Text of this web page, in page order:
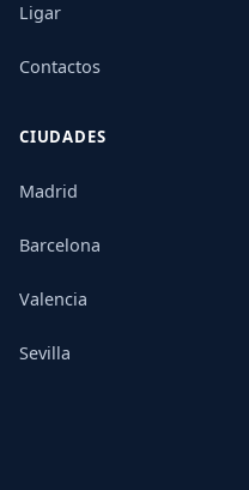
Ligar
Contactos
CIUDADES
Madrid
Barcelona
Valencia
Sevilla